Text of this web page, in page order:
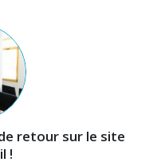
retour sur le site
!